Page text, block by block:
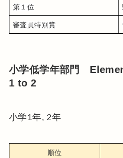
第１位
審査員特別賞
小学低学年部門
1 to 2
小学1年, 2年
順位